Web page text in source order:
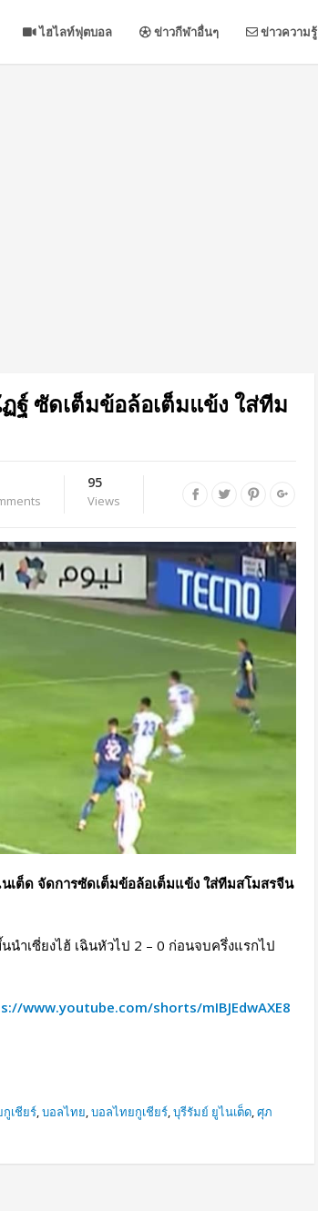
ไฮไลท์ฟุตบอล ข่าวกีฬาอื่นๆ ข่าวความรู้
ฐ์ ซัดเต็มข้อล้อเต็มแข้ง ใส่ทีม
95
Views
ต็ด จัดการซัดเต็มข้อล้อเต็มแข้ง ใส่ทีมสโมสรจีน
ำเซี่ยงไฮ้ เฉินหัวไป 2 – 0 ก่อนจบครึ่งแรกไป
www.youtube.com/shorts/mIBJEdwAXE8
เชียร์,บอลไทย,บอลไทยกูเชียร์,บุรีรัมย์ ยูไนเต็ด,ศุภ